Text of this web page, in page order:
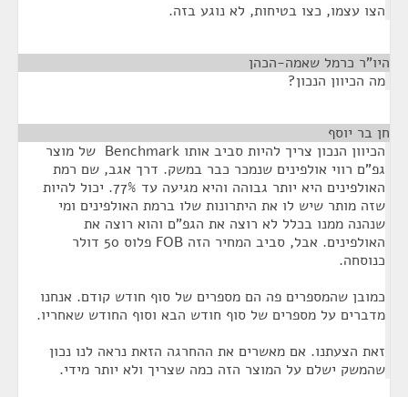
הצו עצמו, כצו בטיחות, לא נוגע בזה.
היו"ר כרמל שאמה-הכהן
מה הכיוון הנכון?
חן בר יוסף
הכיוון הנכון צריך להיות סביב אותו Benchmark של מוצר
גפ"ם רווי אולפינים שנמכר כבר במשק. דרך אגב, שם רמת
האולפינים היא יותר גבוהה והיא מגיעה עד 77%. יכול להיות
שזה מותר שיש לו את היתרונות שלו ברמת האולפינים ומי
שנהנה ממנו בכלל לא רוצה את הגפ"ם והוא רוצה את
האולפינים. אבל, סביב המחיר הזה FOB פלוס 50 דולר
כנוסחה.
כמובן שהמספרים פה הם מספרים של סוף חודש קודם. אנחנו
מדברים על מספרים של סוף חודש הבא וסוף החודש שאחריו.
זאת הצעתנו. אם מאשרים את ההחרגה הזאת נראה לנו נכון
שהמשק ישלם על המוצר הזה כמה שצריך ולא יותר מידי.